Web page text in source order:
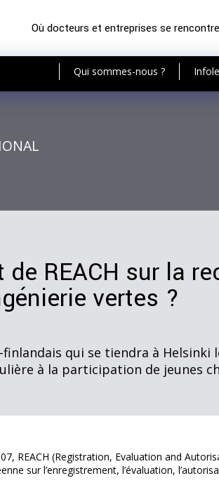
Où docteurs et entreprises se
Qui sommes-nous ?
REACH sur la
vertes ?
qui se tiendra à Helsinki
à la participation de jeunes
REACH (Registration, Evaluation and
sur l’enregistrement, l’évaluation,